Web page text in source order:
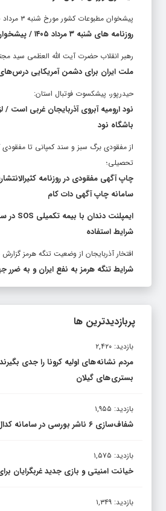
پیشخوان مطبوعات کشور مورخ شنبه ۳ مرداد ۱۴۰۵؛
روزنامه های شنبه ۳ مرداد ۱۴۰۵ / پیشخوان مطبوعات
رهبر انقلاب حضرت آیت الله العظمی سید
ملت ایران برای دشمن آمریکایی
حیدرپور، پیشکسوت فوتبال استان:
نود ارومیه آبروی آذربایجان غربی است /
باشگاه نود
از مفقودی برگ سبز و سند کمپانی تا
تحصیلی؛
چاپ آگهی مفقودی در روزنامه
سامانه چاپ آگهی دات کام
شرایط استفاده
افتخار آذربایجان از وضعیت تنگه هرمز
شرایط تنگه هرمز به نفع ایران و به ضرر
پربازدیدترین ها
بازدید: ۲,۴۲۰
مردم نشانه های اولیه کرونا را جدی
بستری های گیلان
بازدید: ۱,۹۵۵
شفاف‌سازی ۶ ناشر بورسی در سامانه کدال
بازدید: ۱,۵۷۵
خیانت امنیتی و بازی جدید غربگرایان
بازدید: ۱,۳۴۹